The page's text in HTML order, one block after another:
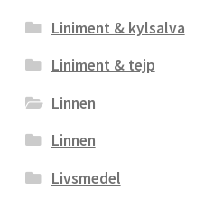
Liniment & kylsalva
Liniment & tejp
Linnen
Linnen
Livsmedel